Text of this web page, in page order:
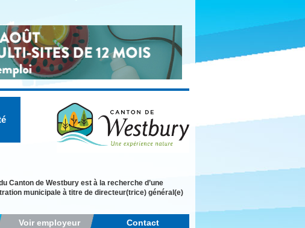
Canton de Westbury est à la recherche d’une
municipale à titre de directeur(trice) général(e)
Voir employeur Contact